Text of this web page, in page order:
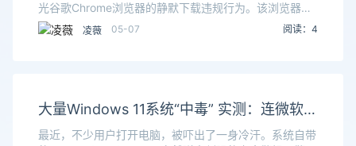
光谷歌Chrome浏览器的静默下载违规行为。该浏览器会
未经用户通知与许可，在用户设备后台下载约4GB的本地
AI模型，相关事件已在全球引发
凌薇 05-07 阅读：4
大量Windows 11系统“中毒” 实测：连微软官
网下载的ISO也有毒
最近，不少用户打开电脑，被吓出了一身冷汗。系统自带